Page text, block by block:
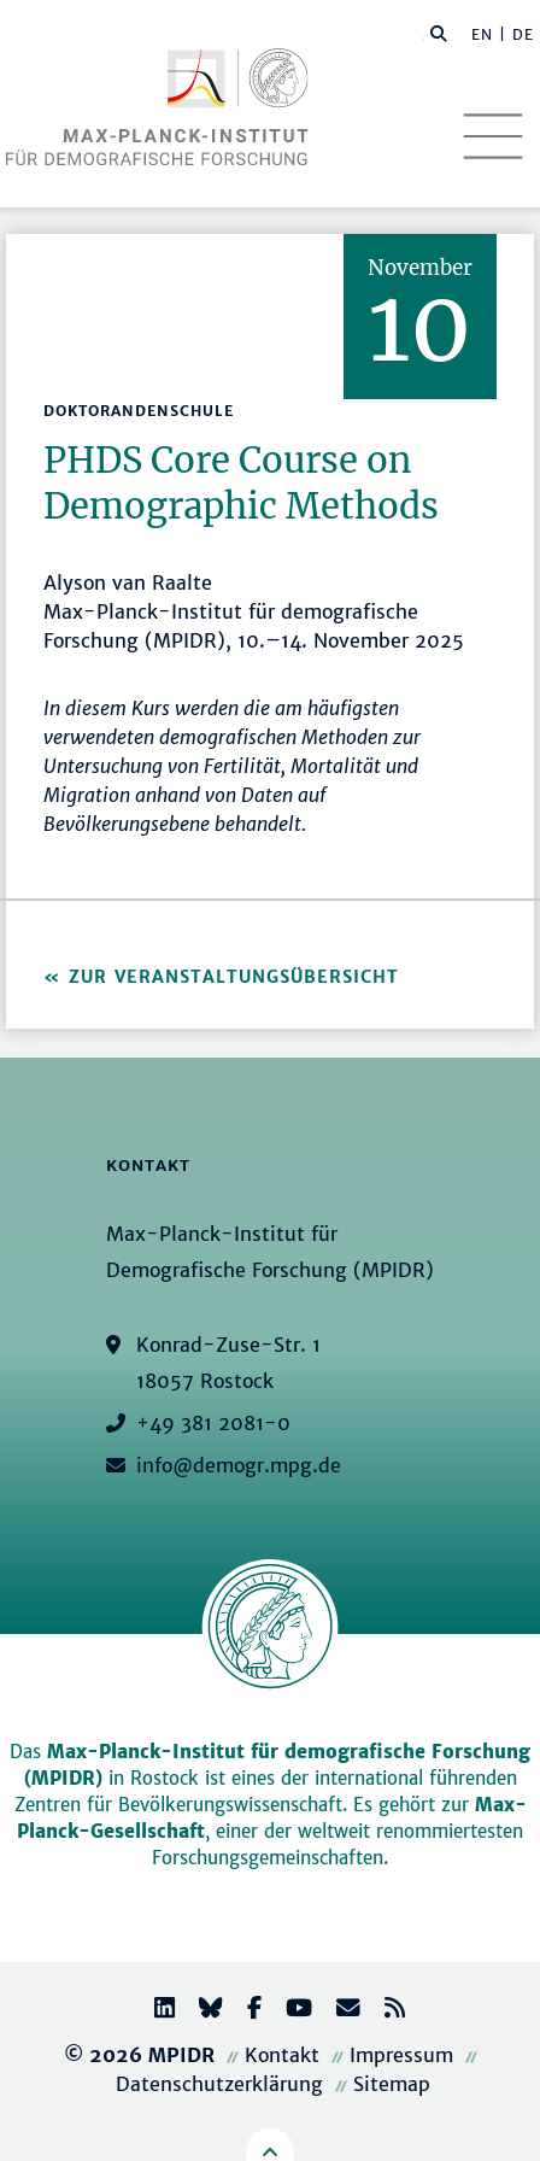
EN | DE
November
10
DOKTORANDENSCHULE
PHDS Core Course on
Demographic Methods
Alyson van Raalte
Max-Planck-Institut für demografische
Forschung (MPIDR), 10.–14. November 2025
In diesem Kurs werden die am häufigsten
verwendeten demografischen Methoden zur
Untersuchung von Fertilität, Mortalität und
Migration anhand von Daten auf
Bevölkerungsebene behandelt.
ZUR VERANSTALTUNGSÜBERSICHT
KONTAKT
Max-Planck-Institut für
Demografische Forschung (MPIDR)
Konrad-Zuse-Str. 1
18057 Rostock
+49 381 2081-0
info@demogr.mpg.de
Das Max-Planck-Institut für demografische Forschung
(MPIDR)in Rostock ist eines der international führenden
Zentren für Bevölkerungswissenschaft. Es gehört zur Max-
Planck-Gesellschaft, einer der weltweit renommiertesten
Forschungsgemeinschaften.
© 2026 MPIDR Kontakt
Impressum
Datenschutzerklärung
Sitemap